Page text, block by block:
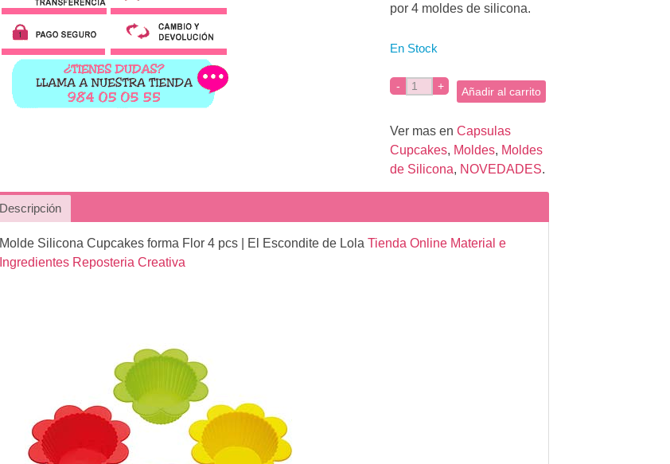
por 4 moldes de silicona.
En Stock
Añadir al carrito
Ver mas en Capsulas
Cupcakes, Moldes, Moldes
de Silicona, NOVEDADES.
Descripción
Molde Silicona Cupcakes forma Flor 4 pcs| El Escondite de Lola Tienda Online Material e
Ingredientes Reposteria Creativa